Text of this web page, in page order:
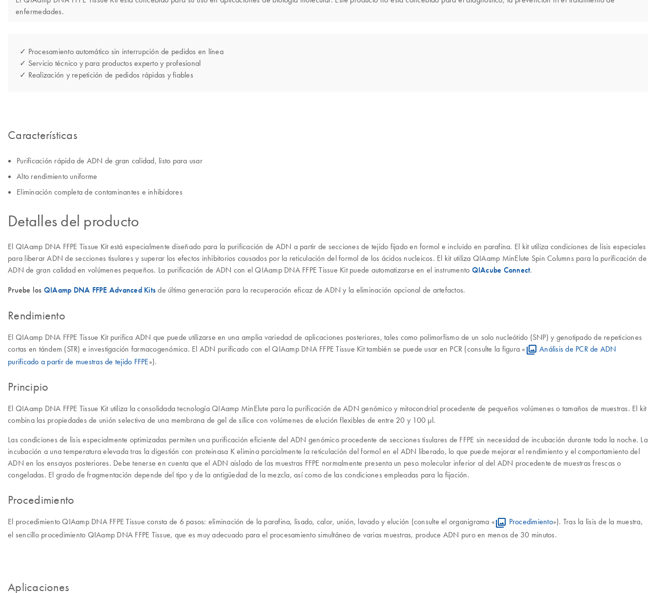
enfermedades.
✓ Procesamiento automático sin interrupción de pedidos en línea
✓ Servicio técnico y para productos experto y profesional
✓ Realización y repetición de pedidos rápidas y fiables
Características
Purificación rápida de ADN de gran calidad, listo para usar
Alto rendimiento uniforme
Eliminación completa de contaminantes e inhibidores
Detalles del producto
El QIAamp DNA FFPE Tissue Kit está especialmente diseñado para la purificación de ADN a partir de secciones de tejido fijado en formol e incluido en parafina. El kit utiliza condiciones de lisis especiales
para liberar ADN de secciones tisulares y superar los efectos inhibitorios causados por la reticulación del formol de los ácidos nucleicos. El kit utiliza QIAamp MinElute Spin Columns para la purificación de
ADN de gran calidad en volúmenes pequeños. La purificación de ADN con el QIAamp DNA FFPE Tissue Kit puede automatizarse en el instrumento QIAcube Connect.
Pruebe los QIAamp DNA FFPE Advanced Kits de última generación para la recuperación eficaz de ADN y la eliminación opcional de artefactos.
Rendimiento
El QIAamp DNA FFPE Tissue Kit purifica ADN que puede utilizarse en una amplia variedad de aplicaciones posteriores, tales como polimorfismo de un solo nucleótido (SNP) y genotipado de repeticiones
cortas en tándem (STR) e investigación farmacogenómica. El ADN purificado con el QIAamp DNA FFPE Tissue Kit también se puede usar en PCR (consulte la figura «
Análisis de PCR de ADN
purificado a partir de muestras de tejido FFPE»).
Principio
El QIAamp DNA FFPE Tissue Kit utiliza la consolidada tecnología QIAamp MinElute para la purificación de ADN genómico y mitocondrial procedente de pequeños volúmenes o tamaños de muestras. El kit
combina las propiedades de unión selectiva de una membrana de gel de sílice con volúmenes de elución flexibles de entre 20 y 100 µl.
Las condiciones de lisis especialmente optimizadas permiten una purificación eficiente del ADN genómico procedente de secciones tisulares de FFPE sin necesidad de incubación durante toda la noche. La
incubación a una temperatura elevada tras la digestión con proteinasa K elimina parcialmente la reticulación del formol en el ADN liberado, lo que puede mejorar el rendimiento y el comportamiento del
ADN en los ensayos posteriores. Debe tenerse en cuenta que el ADN aislado de las muestras FFPE normalmente presenta un peso molecular inferior al del ADN procedente de muestras frescas o
congeladas. El grado de fragmentación depende del tipo y de la antigüedad de la mezcla, así como de las condiciones empleadas para la fijación.
Procedimiento
El procedimiento QIAamp DNA FFPE Tissue consta de 6 pasos: eliminación de la parafina, lisado, calor, unión, lavado y elución (consulte el organigrama « Procedimiento»). Tras la lisis de la muestra,
el sencillo procedimiento QIAamp DNA FFPE Tissue, que es muy adecuado para el procesamiento simultáneo de varias muestras, produce ADN puro en menos de 30 minutos.
Aplicaciones